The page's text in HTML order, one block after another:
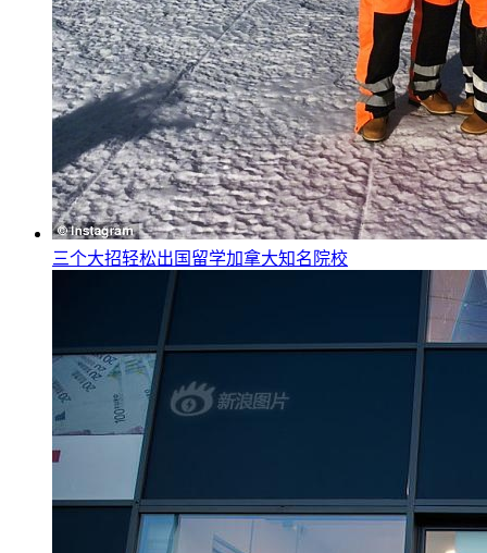
三个大招轻松出国留学加拿大知名院校